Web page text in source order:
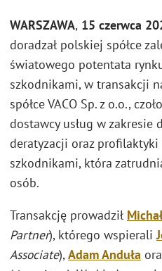
WARSZAWA, 15 czerwca
doradzał polskiej spółce
światowego potentata
szkodnikami, w transakcji
spółce VACO Sp. z o.o.,
dostawcy usług w zakresie
deratyzacji oraz
szkodnikami, która
osób.
Transakcję prowadził
Partner), którego wspierali
Associate),Adam Anduła